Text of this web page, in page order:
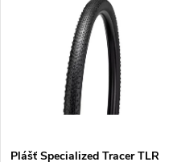
Nejprodávanější
Abecedně
s
Plášť Specialized Tracer TLR